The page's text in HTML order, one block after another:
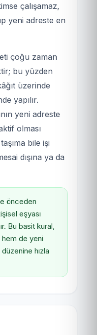
çalışamaz,
yeni adreste en
çoğu zaman
bu yüzden
üzerinde
yapılır.
yeni adreste
olması
bile işi
dışına ya da
önceden
eşyası
Bu basit kural,
hem de yeni
hızla